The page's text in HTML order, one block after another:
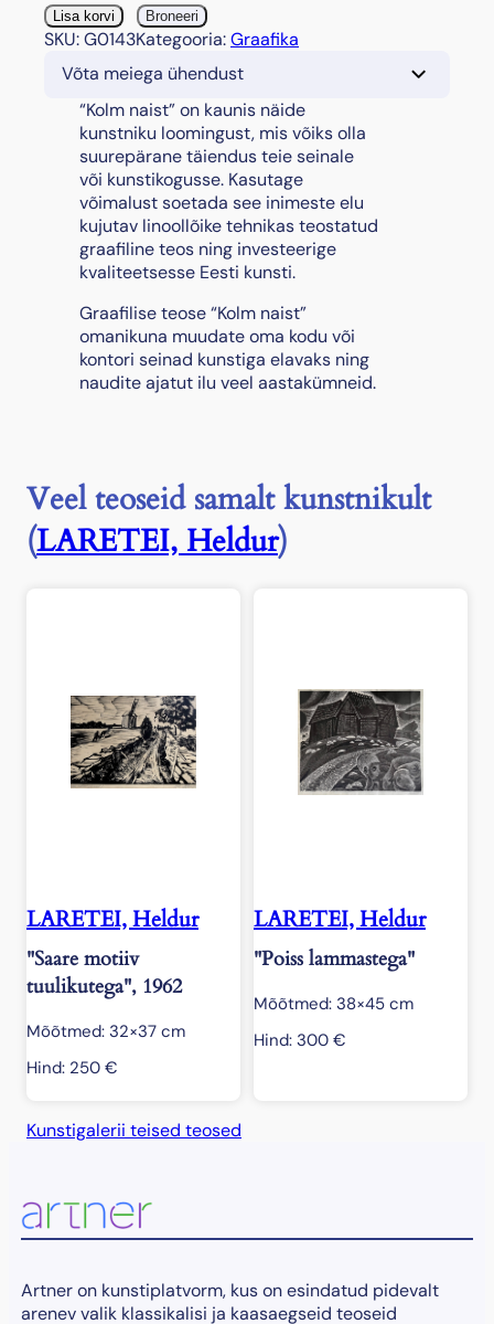
"
K
Lisa korvi Broneeri
SKU:G0143Kategooria:Graafika
Võta meiega ühendust
“Kolm naist” on kaunis näide
kunstniku loomingust, mis võiks olla
suurepärane täiendus teie seinale
või kunstikogusse. Kasutage
võimalust soetada see inimeste elu
kujutav linoollõike tehnikas teostatud
graafiline teos ning investeerige
kvaliteetsesse Eesti kunsti.
Graafilise teose “Kolm naist”
omanikuna muudate oma kodu või
kontori seinad kunstiga elavaks ning
naudite ajatut ilu veel aastakümneid.
Veel teoseid samalt kunstnikult
(LARETEI, Heldur)
LARETEI, Heldur
"Saare motiiv
tuulikutega", 1962
Mõõtmed: 32×37 cm
Hind: 250 €
LARETEI, Heldur
"Poiss lammastega"
Mõõtmed: 38×45 cm
Hind: 300 €
Kunstigalerii teised teosed
Artner on kunstiplatvorm, kus on esindatud pidevalt
arenev valik klassikalisi ja kaasaegseid teoseid